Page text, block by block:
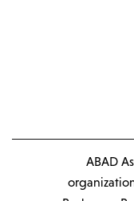
ABAD